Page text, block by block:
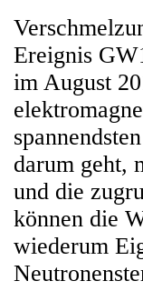
Ereignis
im August
darum geht,
und die
können die
wiederum